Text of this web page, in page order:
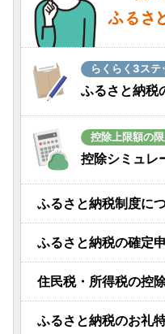
らくらく3ステ
ふるさと納税
控除上限額の
控除シミュレ
ふるさと納税制度に
ふるさと納税の確定
住民税・所得税の控
ふるさと納税のお礼